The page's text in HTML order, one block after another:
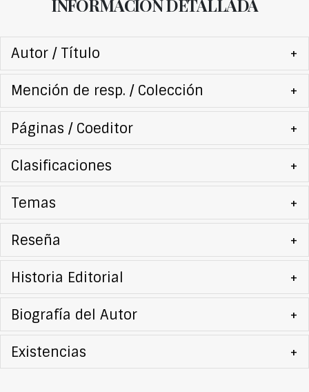
INFORMACIÓN DETALLADA
Autor / Título +
Mención de resp. / Colección +
Páginas / Coeditor +
Clasificaciones +
Temas +
Reseña +
Historia Editorial +
Biografía del Autor +
Existencias +